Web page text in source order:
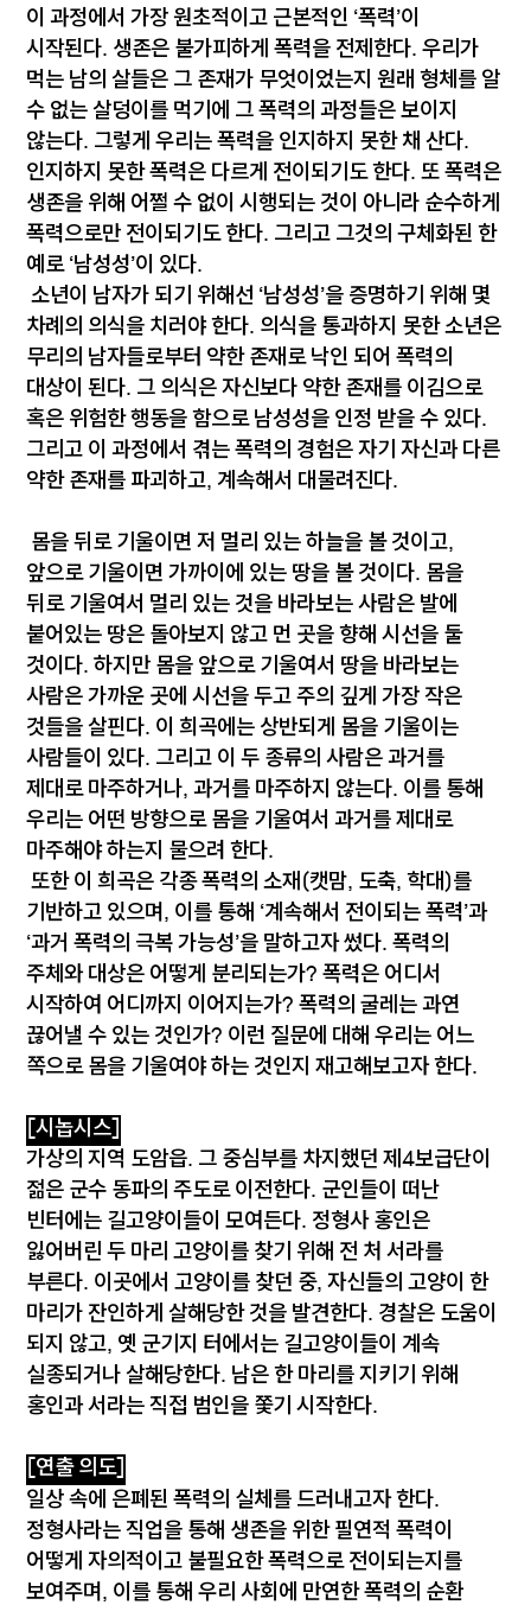
이 과정에서 가장 원초적이고 근본적인 ‘폭력’이
시작된다. 생존은 불가피하게 폭력을 전제한다. 우리가
먹는 남의 살들은 그 존재가 무엇이었는지 원래 형체를 알
수 없는 살덩이를 먹기에 그 폭력의 과정들은 보이지
않는다. 그렇게 우리는 폭력을 인지하지 못한 채 산다.
인지하지 못한 폭력은 다르게 전이되기도 한다. 또 폭력은
생존을 위해 어쩔 수 없이 시행되는 것이 아니라 순수하게
폭력으로만 전이되기도 한다. 그리고 그것의 구체화된 한
예로 ‘남성성’이 있다.
소년이 남자가 되기 위해선 ‘남성성’을 증명하기 위해 몇
차례의 의식을 치러야 한다. 의식을 통과하지 못한 소년은
무리의 남자들로부터 약한 존재로 낙인 되어 폭력의
대상이 된다. 그 의식은 자신보다 약한 존재를 이김으로
혹은 위험한 행동을 함으로 남성성을 인정 받을 수 있다.
그리고 이 과정에서 겪는 폭력의 경험은 자기 자신과 다른
약한 존재를 파괴하고, 계속해서 대물려진다.
몸을 뒤로 기울이면 저 멀리 있는 하늘을 볼 것이고,
앞으로 기울이면 가까이에 있는 땅을 볼 것이다. 몸을
뒤로 기울여서 멀리 있는 것을 바라보는 사람은 발에
붙어있는 땅은 돌아보지 않고 먼 곳을 향해 시선을 둘
것이다. 하지만 몸을 앞으로 기울여서 땅을 바라보는
사람은 가까운 곳에 시선을 두고 주의 깊게 가장 작은
것들을 살핀다. 이 희곡에는 상반되게 몸을 기울이는
사람들이 있다. 그리고 이 두 종류의 사람은 과거를
제대로 마주하거나, 과거를 마주하지 않는다. 이를 통해
우리는 어떤 방향으로 몸을 기울여서 과거를 제대로
마주해야 하는지 물으려 한다.
또한 이 희곡은 각종 폭력의 소재(캣맘, 도축, 학대)를
기반하고 있으며, 이를 통해 ‘계속해서 전이되는 폭력’과
‘과거 폭력의 극복 가능성’을 말하고자 썼다. 폭력의
주체와 대상은 어떻게 분리되는가? 폭력은 어디서
시작하여 어디까지 이어지는가? 폭력의 굴레는 과연
끊어낼 수 있는 것인가? 이런 질문에 대해 우리는 어느
쪽으로 몸을 기울여야 하는 것인지 재고해보고자 한다.
[시놉시스]
가상의 지역 도암읍. 그 중심부를 차지했던 제4보급단이
젊은 군수 동파의 주도로 이전한다. 군인들이 떠난
빈터에는 길고양이들이 모여든다. 정형사 홍인은
잃어버린 두 마리 고양이를 찾기 위해 전 처 서라를
부른다. 이곳에서 고양이를 찾던 중, 자신들의 고양이 한
마리가 잔인하게 살해당한 것을 발견한다. 경찰은 도움이
되지 않고, 옛 군기지 터에서는 길고양이들이 계속
실종되거나 살해당한다. 남은 한 마리를 지키기 위해
홍인과 서라는 직접 범인을 쫓기 시작한다.
[연출 의도]
일상 속에 은폐된 폭력의 실체를 드러내고자 한다.
정형사라는 직업을 통해 생존을 위한 필연적 폭력이
어떻게 자의적이고 불필요한 폭력으로 전이되는지를
보여주며, 이를 통해 우리 사회에 만연한 폭력의 순환